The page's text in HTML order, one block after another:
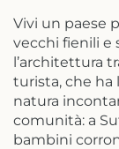
Vivi un paese
vecchi fienili e
l’architettura
turista, che ha
natura
comunità: a
bambini